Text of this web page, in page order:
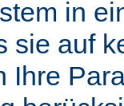
in
sie auf
Ihre